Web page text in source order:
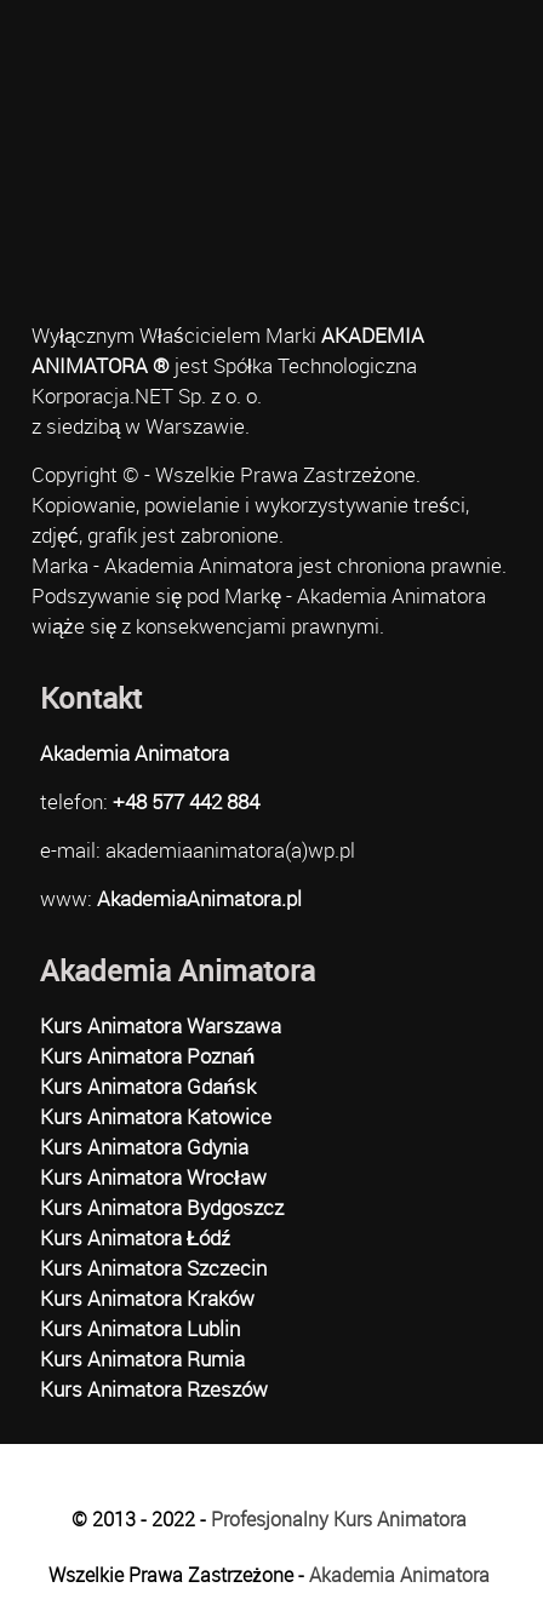
Wyłącznym Właścicielem Marki AKADEMIA
ANIMATORA ®jest Spółka Technologiczna
Korporacja.NET Sp. z o. o.
z siedzibą w Warszawie.
Copyright © - Wszelkie Prawa Zastrzeżone.
Kopiowanie, powielanie i wykorzystywanie treści,
zdjęć, grafik jest zabronione.
Marka - Akademia Animatora jest chroniona prawnie.
Podszywanie się pod Markę - Akademia Animatora
wiąże się z konsekwencjami prawnymi.
Kontakt
Akademia Animatora
telefon: +48 577 442 884
e-mail: akademiaanimatora(a)wp.pl
www: AkademiaAnimatora.pl
Akademia Animatora
Kurs Animatora Warszawa
Kurs Animatora Poznań
Kurs Animatora Gdańsk
Kurs Animatora Katowice
Kurs Animatora Gdynia
Kurs Animatora Wrocław
Kurs Animatora Bydgoszcz
Kurs Animatora Łódź
Kurs Animatora Szczecin
Kurs Animatora Kraków
Kurs Animatora Lublin
Kurs Animatora Rumia
Kurs Animatora Rzeszów
© 2013 - 2022 - Profesjonalny Kurs Animatora
Wszelkie Prawa Zastrzeżone -Akademia Animatora